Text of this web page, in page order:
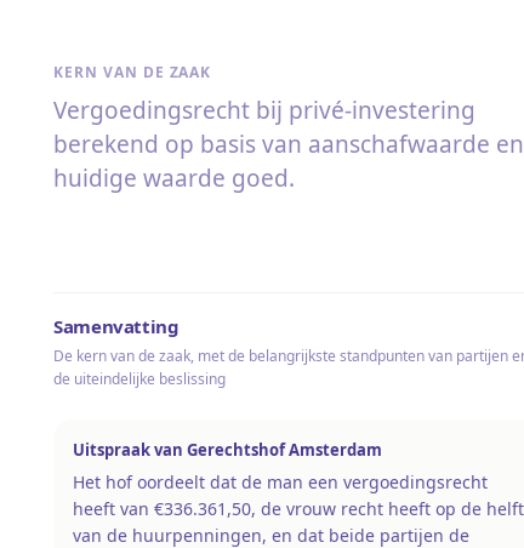
KERN VAN DE ZAAK
Vergoedingsrecht bij privé-investering
berekend op basis van aanschafwaarde en
huidige waarde goed.
Samenvatting
De kern van de zaak, met de belangrijkste standpunten van partijen
de uiteindelijke beslissing
Uitspraak van Gerechtshof Amsterdam
Het hof oordeelt dat de man een vergoedingsrecht
heeft van €336.361,50, de vrouw recht heeft op de helft
van de huurpenningen, en dat beide partijen de